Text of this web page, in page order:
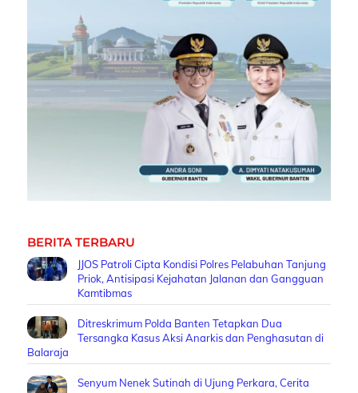
BERITA TERBARU
JJOS Patroli Cipta Kondisi Polres Pelabuhan Tanjung
Priok, Antisipasi Kejahatan Jalanan dan Gangguan
Kamtibmas
Ditreskrimum Polda Banten Tetapkan Dua
Tersangka Kasus Aksi Anarkis dan Penghasutan di
Balaraja
Senyum Nenek Sutinah di Ujung Perkara, Cerita